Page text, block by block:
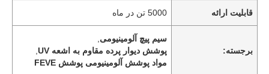
قابلیت ارائه 5000 تن در ماه
برجسته:
سیم پیچ آلومینیومی
پوشش دیوار پرده مقاوم به اشعه UV
مواد پوشش آلومینیومی پوشش FEVE